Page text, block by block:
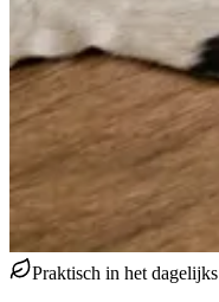
Praktisch in het